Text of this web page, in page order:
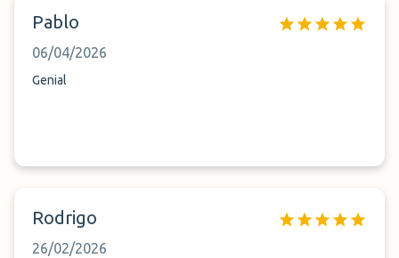
Pablo
06/04/2026
Genial
Rodrigo
26/02/2026